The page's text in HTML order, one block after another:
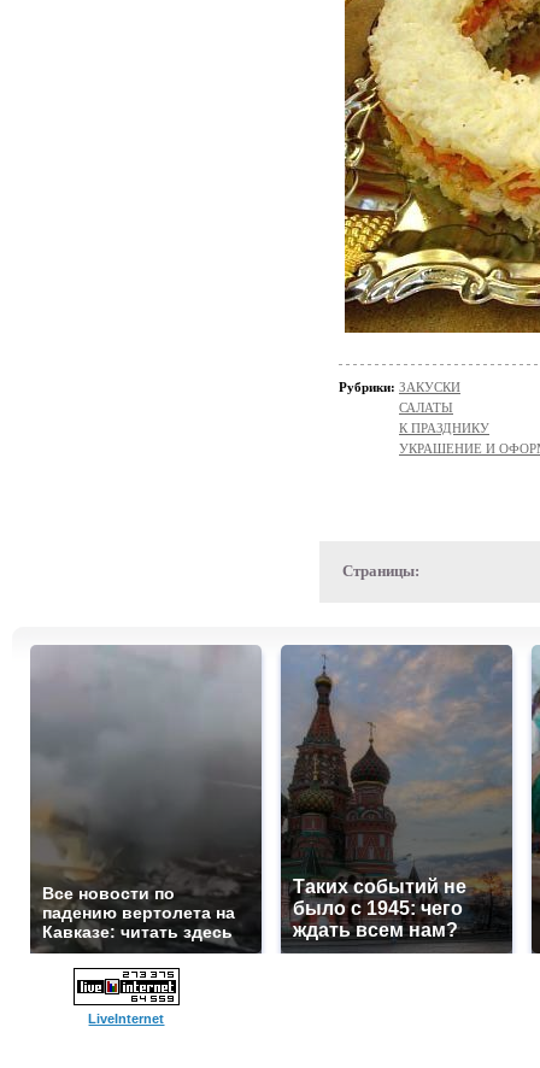
Рубрики: ЗАКУСКИ
САЛАТЫ
К ПРАЗДНИКУ
УКРАШЕНИЕ И
Страницы:
Все новости по
падению вертолета на
Кавказе: читать здесь
Таких событий не
было с 1945: чего
ждать всем нам?
LiveInternet